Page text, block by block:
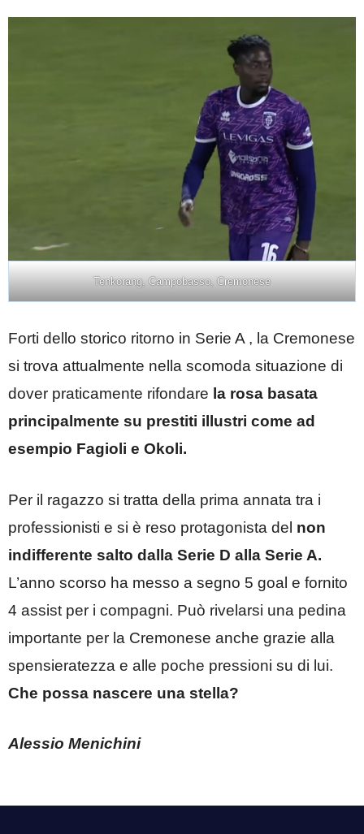
Tenkorang, Campobasso, Cremonese
Forti dello storico ritorno in Serie A , la Cremonese
si trova attualmente nella scomoda situazione di
dover praticamente rifondare la rosa basata
principalmente su prestiti illustri come ad
esempio Fagioli e Okoli.
Per il ragazzo si tratta della prima annata tra i
professionisti e si è reso protagonista del non
indifferente salto dalla Serie D alla Serie A.
L’anno scorso ha messo a segno 5 goal e fornito
4 assist per i compagni. Può rivelarsi una pedina
importante per la Cremonese anche grazie alla
spensieratezza e alle poche pressioni su di lui.
Che possa nascere una stella?
Alessio Menichini